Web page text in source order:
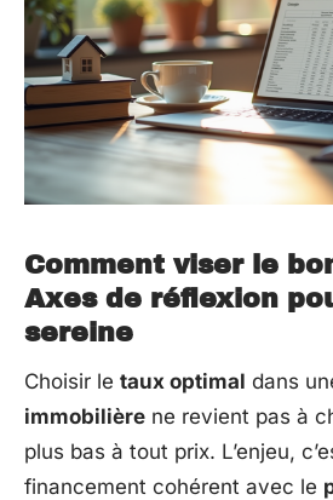
Comment viser le
Axes de réflexion
sereine
Choisir le taux optimal dans
immobilière ne revient pas à
plus bas à tout prix. L’enjeu,
financement cohérent avec le